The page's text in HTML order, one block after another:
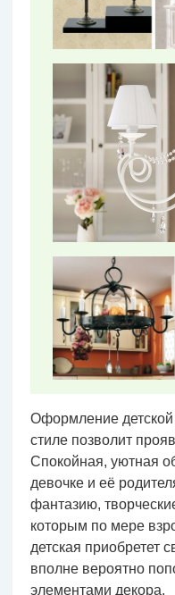
Оформление детской
стиле позволит
Спокойная, уютная
девочке и её
фантазию,
которым по мере
детская приобретет
вполне вероятно
элементами декора.